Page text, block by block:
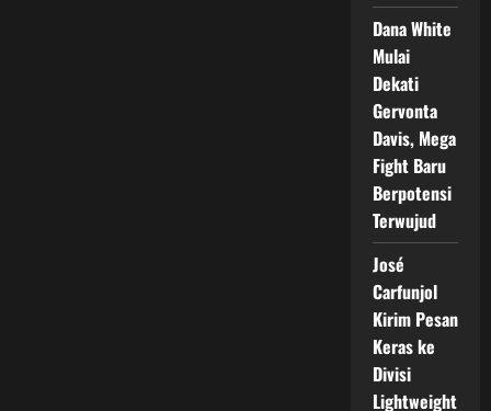
Dana White
Mulai
Dekati
Gervonta
Davis, Mega
Fight Baru
Berpotensi
Terwujud
José
Carfunjol
Kirim Pesan
Keras ke
Divisi
Lightweight